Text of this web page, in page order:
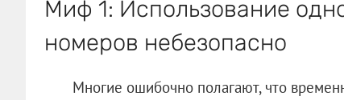
Миф 1: Использование
номеров небезопасно
Многие ошибочно полагают, что